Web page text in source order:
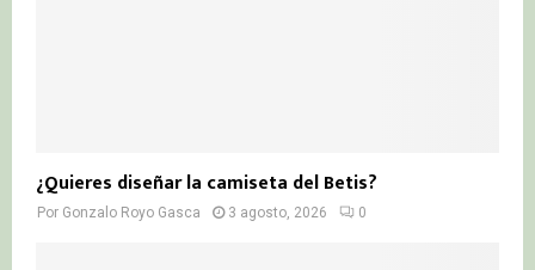
¿Quieres diseñar la camiseta del Betis?
Por Gonzalo Royo Gasca 3 agosto, 2026 0